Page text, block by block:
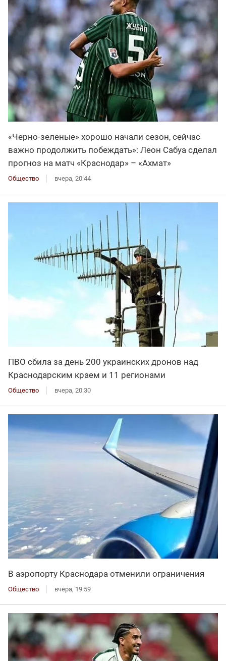
«Черно-зеленые» хорошо начали сезон, сейчас
важно продолжить побеждать»: Леон Сабуа сделал
прогноз на матч «Краснодар» – «Ахмат»
Общество вчера, 20:44
ПВО сбила за день 200 украинских дронов над
Краснодарским краем и 11 регионами
Общество вчера, 20:30
В аэропорту Краснодара отменили ограничения
Общество вчера, 19:59